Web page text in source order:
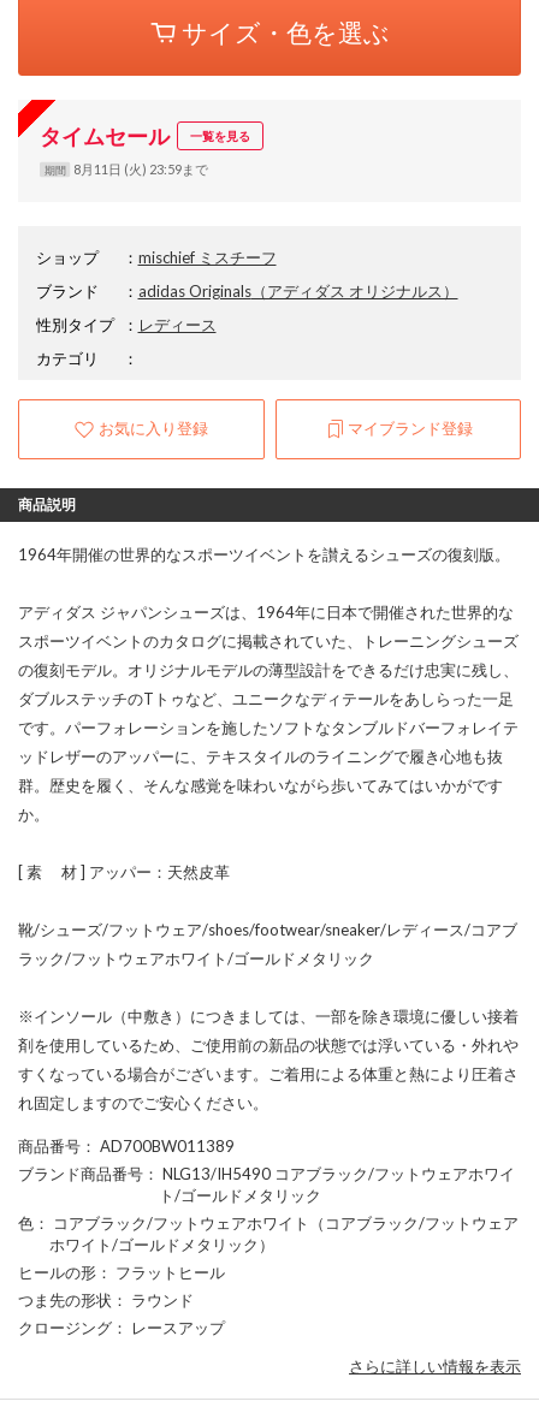
サイズ・色を選ぶ
タイムセール 一覧を見る
期間 8月11日 (火) 23:59まで
ショップ ： mischief ミスチーフ
ブランド
： adidas Originals（アディダス オリジナルス）
性別タイプ
： レディース
カテゴリ
：
お気に入り登録 マイブランド登録
商品説明
1964年開催の世界的なスポーツイベントを讃えるシューズの復刻版。
アディダス ジャパンシューズは、1964年に日本で開催された世界的な
スポーツイベントのカタログに掲載されていた、トレーニングシューズ
の復刻モデル。オリジナルモデルの薄型設計をできるだけ忠実に残し、
ダブルステッチのTトゥなど、ユニークなディテールをあしらった一足
です。パーフォレーションを施したソフトなタンブルドバーフォレイテ
ッドレザーのアッパーに、テキスタイルのライニングで履き心地も抜
群。歴史を履く、そんな感覚を味わいながら歩いてみてはいかがです
か。
[ 素 材 ] アッパー：天然皮革
靴/シューズ/フットウェア/shoes/footwear/sneaker/レディース/コアブ
ラック/フットウェアホワイト/ゴールドメタリック
※インソール（中敷き）につきましては、一部を除き環境に優しい接着
剤を使用しているため、ご使用前の新品の状態では浮いている・外れや
すくなっている場合がございます。ご着用による体重と熱により圧着さ
れ固定しますのでご安心ください。
商品番号 ： AD700BW011389
ブランド商品番号 ： NLG13/IH5490 コアブラック/フットウェアホワイ
ト/ゴールドメタリック
色 ： コアブラック/フットウェアホワイト（コアブラック/フットウェア
ホワイト/ゴールドメタリック）
ヒールの形 ： フラットヒール
つま先の形状 ： ラウンド
クロージング ： レースアップ
さらに詳しい情報を表示